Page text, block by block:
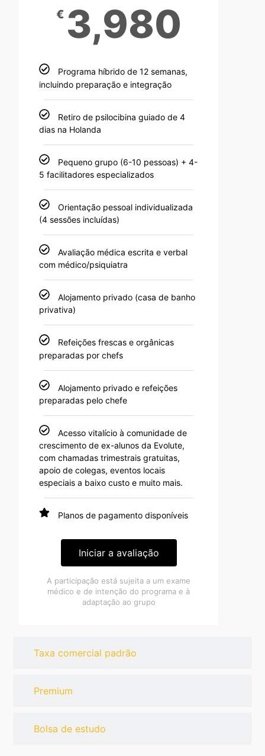
Taxa comercial padrão
Premium
Bolsa de estudo
€ 3,980
Programa híbrido de 12 semanas,
incluindo preparação e integração
Retiro de psilocibina guiado de 4
dias na Holanda
Pequeno grupo (6-10 pessoas) + 4-
5 facilitadores especializados
Orientação pessoal individualizada
(4 sessões incluídas)
Avaliação médica escrita e verbal
com médico/psiquiatra
Alojamento privado (casa de banho
privativa)
Refeições frescas e orgânicas
preparadas por chefs
Alojamento privado e refeições
preparadas pelo chefe
Acesso vitalício à comunidade de
crescimento de ex-alunos da Evolute,
com chamadas trimestrais gratuitas,
apoio de colegas, eventos locais
especiais a baixo custo e muito mais.
Planos de pagamento disponíveis
Iniciar a avaliação
A participação está sujeita a um exame
médico e de intenção do programa e à
adaptação ao grupo